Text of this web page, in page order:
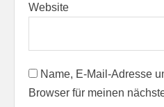
Website
Name, E-Mail-Adresse
Browser für meinen